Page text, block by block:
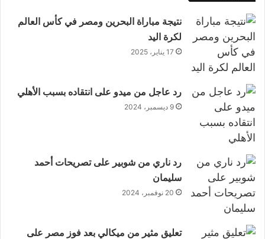
نتيجة مباراة البحرين ومصر في كأس العالم
لكرة اليد
17 يناير، 2025
رد عاجل من ميدو على انتقاده بسبب الأهلي
9 ديسمبر، 2024
رد ناري من شوبير على تصريحات أحمد
سليمان
20 نوفمبر، 2024
تعليق مثير من ميكالي بعد فوز مصر على